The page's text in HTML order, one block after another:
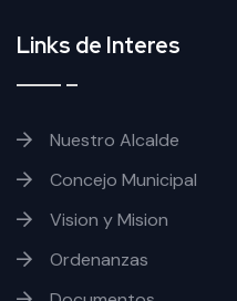
Links de Interes
Nuestro Alcalde
Concejo Municipal
Vision y Mision
Ordenanzas